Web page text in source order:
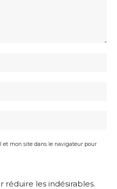
mon site dans le navigateur pour
réduire les indésirables.